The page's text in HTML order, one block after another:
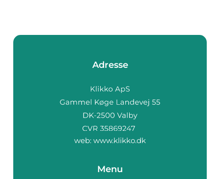
Adresse
web: www.klikko.dk
Menu